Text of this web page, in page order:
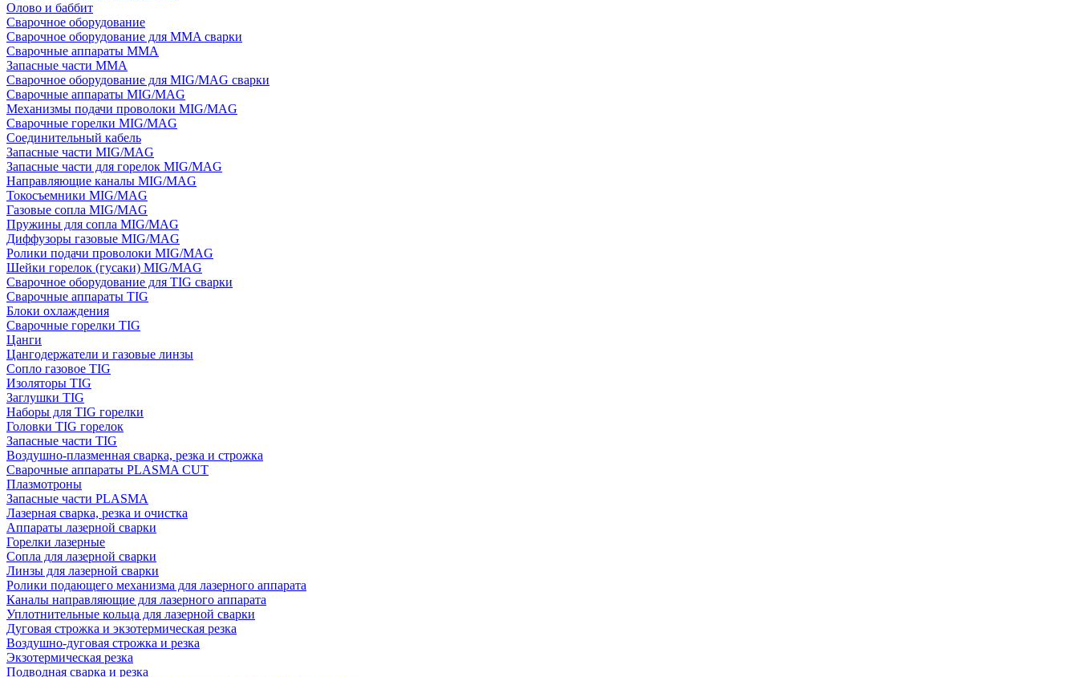
Олово и баббит
Сварочное оборудование
Сварочное оборудование для MMA сварки
Сварочные аппараты MMA
Запасные части MMA
Сварочное оборудование для MIG/MAG сварки
Сварочные аппараты MIG/MAG
Механизмы подачи проволоки MIG/MAG
Сварочные горелки MIG/MAG
Соединительный кабель
Запасные части MIG/MAG
Запасные части для горелок MIG/MAG
Направляющие каналы MIG/MAG
Токосъемники MIG/MAG
Газовые сопла MIG/MAG
Пружины для сопла MIG/MAG
Диффузоры газовые MIG/MAG
Ролики подачи проволоки MIG/MAG
Шейки горелок (гусаки) MIG/MAG
Сварочное оборудование для TIG сварки
Сварочные аппараты TIG
Блоки охлаждения
Сварочные горелки TIG
Цанги
Цангодержатели и газовые линзы
Сопло газовое TIG
Изоляторы TIG
Заглушки TIG
Наборы для TIG горелки
Головки TIG горелок
Запасные части TIG
Воздушно-плазменная сварка, резка и строжка
Сварочные аппараты PLASMA CUT
Плазмотроны
Запасные части PLASMA
Лазерная сварка, резка и очистка
Аппараты лазерной сварки
Горелки лазерные
Сопла для лазерной сварки
Линзы для лазерной сварки
Ролики подающего механизма для лазерного аппарата
Каналы направляющие для лазерного аппарата
Уплотнительные кольца для лазерной сварки
Дуговая строжка и экзотермическая резка
Воздушно-дуговая строжка и резка
Экзотермическая резка
Подводная сварка и резка